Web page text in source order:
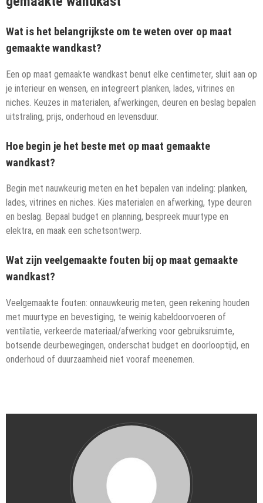
Wat is het belangrijkste om te weten over op maat
gemaakte wandkast?
Een op maat gemaakte wandkast benut elke centimeter, sluit aan op
je interieur en wensen, en integreert planken, lades, vitrines en
niches. Keuzes in materialen, afwerkingen, deuren en beslag bepalen
uitstraling, prijs, onderhoud en levensduur.
Hoe begin je het beste met op maat gemaakte
wandkast?
Begin met nauwkeurig meten en het bepalen van indeling: planken,
lades, vitrines en niches. Kies materialen en afwerking, type deuren
en beslag. Bepaal budget en planning, bespreek muurtype en
elektra, en maak een schetsontwerp.
Wat zijn veelgemaakte fouten bij op maat gemaakte
wandkast?
Veelgemaakte fouten: onnauwkeurig meten, geen rekening houden
met muurtype en bevestiging, te weinig kabeldoorvoeren of
ventilatie, verkeerde materiaal/afwerking voor gebruiksruimte,
botsende deurbewegingen, onderschat budget en doorlooptijd, en
onderhoud of duurzaamheid niet vooraf meenemen.